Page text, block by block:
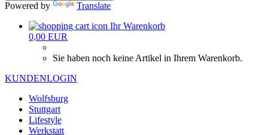
Powered by
Translate
Ihr Warenkorb
0,00 EUR
Sie haben noch keine Artikel in Ihrem Warenkorb.
KUNDENLOGIN
Wolfsburg
Stuttgart
Lifestyle
Werkstatt